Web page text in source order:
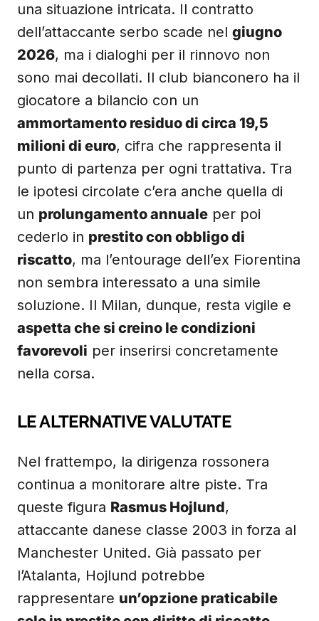
una situazione intricata. Il contratto
dell’attaccante serbo scade nel giugno
2026, ma i dialoghi per il rinnovo non
sono mai decollati. Il club bianconero ha il
giocatore a bilancio con un
ammortamento residuo di circa 19,5
milioni di euro, cifra che rappresenta il
punto di partenza per ogni trattativa. Tra
le ipotesi circolate c’era anche quella di
un prolungamento annuale per poi
cederlo in prestito con obbligo di
riscatto, ma l’entourage dell’ex Fiorentina
non sembra interessato a una simile
soluzione. Il Milan, dunque, resta vigile e
aspetta che si creino le condizioni
favorevoli per inserirsi concretamente
nella corsa.
LE ALTERNATIVE VALUTATE
Nel frattempo, la dirigenza rossonera
continua a monitorare altre piste. Tra
queste figura Rasmus Hojlund,
attaccante danese classe 2003 in forza al
Manchester United. Già passato per
l’Atalanta, Hojlund potrebbe
rappresentare un’opzione praticabile